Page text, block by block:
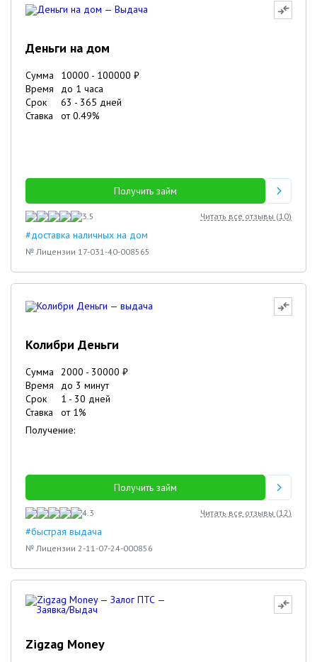
Деньги на дом
Сумма 10000 - 100000 ₽
Время
до 1 часа
Срок
63 - 365 дней
Ставка
от0.49%
Получить займ
3.5 Читать все отзывы (10)
#доставка наличных на дом
№ Лицензии 17-031-40-008565
Колибри Деньги
Сумма 2000 - 30000 ₽
Время
до 3 минут
Срок
1 - 30 дней
Ставка
от 1%
Получение:
Получить займ
4.3 Читать все отзывы (12)
#быстрая выдача
№ Лицензии 2-11-07-24-000856
Zigzag Money